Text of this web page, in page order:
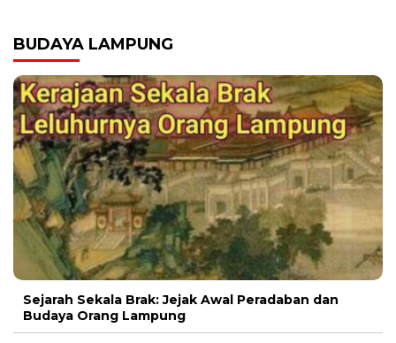
BUDAYA LAMPUNG
Sejarah Sekala Brak: Jejak Awal Peradaban dan
Budaya Orang Lampung